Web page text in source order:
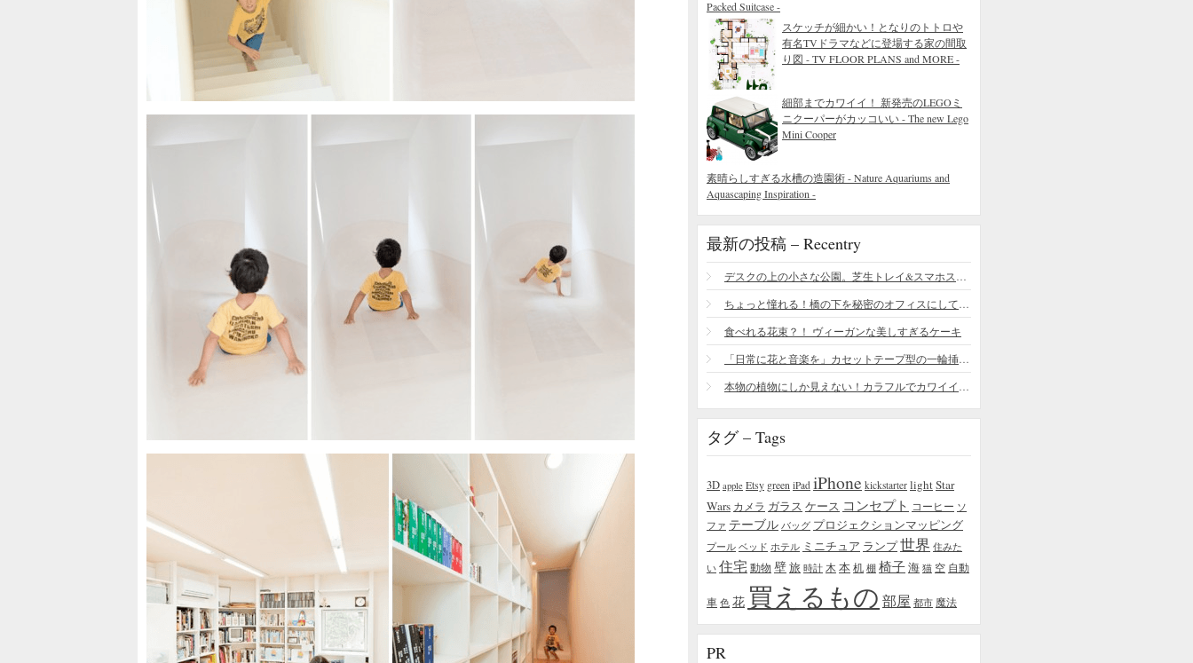
Packed Suitcase -
スケッチが細かい！となりのトトロや
有名TVドラマなどに登場する家の間取
り図 - TV FLOOR PLANS and MORE -
細部までカワイイ！ 新発売のLEGOミ
ニクーパーがカッコいい - The new Lego
Mini Cooper
素晴らしすぎる水槽の造園術 - Nature Aquariums and
Aquascaping Inspiration -
最新の投稿 – Recentry
食べれる花束？！ ヴィーガンな美しすぎるケーキ
タグ – Tags
3D apple Etsy green iPad iPhone kickstarter lightStar
Wars カメラ ガラス ケース コンセプト コーヒー ソ
ファ テーブル バッグ プロジェクションマッピング
プール ベッド ホテル ミニチュア ランプ世界 住みた
い 住宅 動物 壁旅 時計 木 本机 棚 椅子海 猫 空 自動
車 色 花 買えるもの 部屋 都市 魔法
PR